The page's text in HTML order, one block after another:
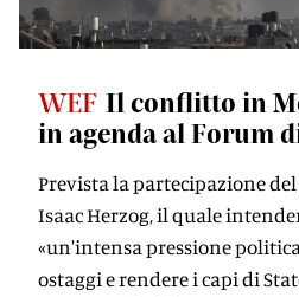
WEF Il conflitto in
in agenda al Forum
Prevista la partecipazione
Isaac Herzog, il quale
«un'intensa pressione
ostaggi e rendere i capi di